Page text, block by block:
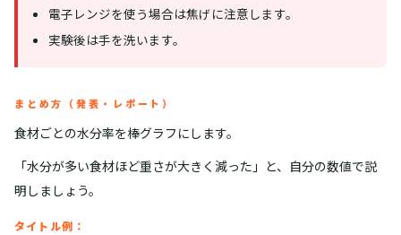
電子レンジを使う場合は焦げに注意します。
実験後は手を洗います。
まとめ方（発表・レポート）
食材ごとの水分率を棒グラフにします。
「水分が多い食材ほど重さが大きく減った」と、自分の数値で説
明しましょう。
タイトル例：